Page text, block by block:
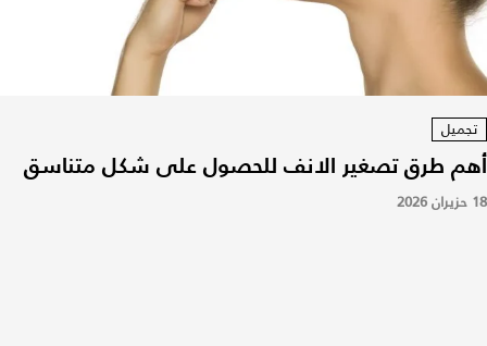
تجميل
أهم طرق تصغير الانف للحصول على شكل متناسق
18 حزيران 2026